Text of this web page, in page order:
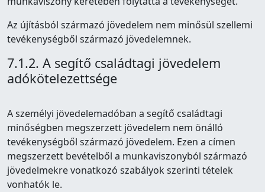
Az újításból származó jövedelem nem minősül szellemi
tevékenységből származó jövedelemnek.
7.1.2. A segítő családtagi jövedelem
adókötelezettsége
A személyi jövedelemadóban a segítő családtagi
minőségben megszerzett jövedelem nem önálló
tevékenységből származó jövedelem. Ezen a címen
megszerzett bevételből a munkaviszonyból származó
jövedelmekre vonatkozó szabályok szerinti tételek
vonhatók le.